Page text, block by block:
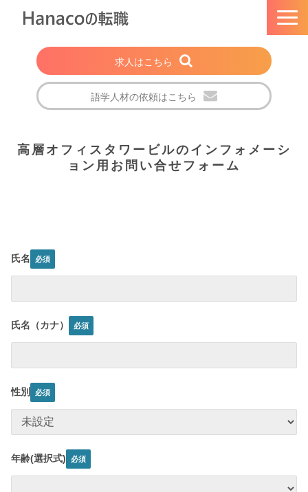
求人はこちら
語学人材の依頼はこちら
Hanacoの転職とは
会社概要
ブログ
高層オフィスタワービルのインフォメーシ
ョン用お問い合せフォーム
氏名
氏名（カナ）
性別
年齢(選択式)